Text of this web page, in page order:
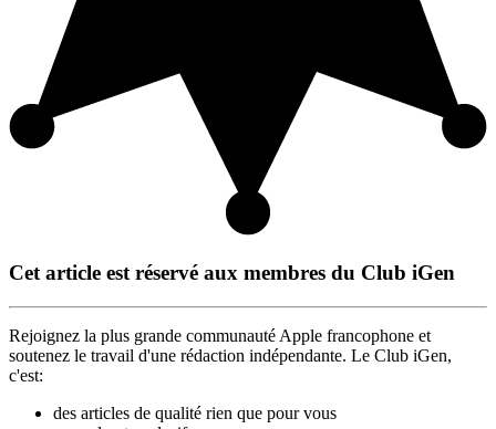
Cet article est réservé aux membres du Club iGen
Rejoignez la plus grande communauté Apple francophone et
soutenez le travail d'une rédaction indépendante. Le Club iGen,
c'est:
des articles de qualité rien que pour vous